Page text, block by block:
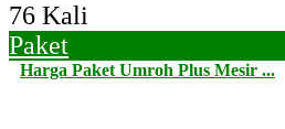
76 Kali
Paket
Harga Paket Umroh Plus Mesir ...